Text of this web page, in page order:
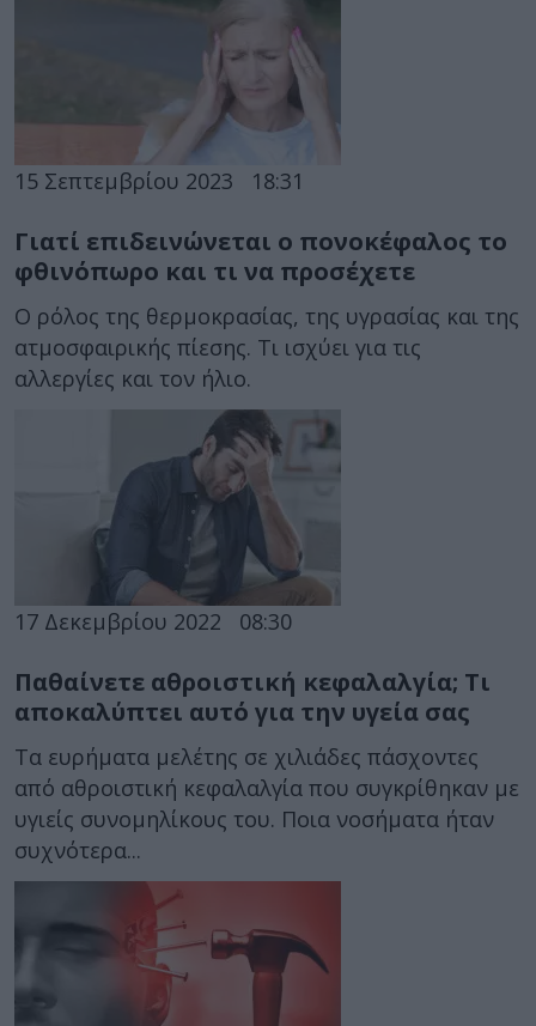
15 Σεπτεμβρίου 2023 18:31
Γιατί επιδεινώνεται ο πονοκέφαλος το
φθινόπωρο και τι να προσέχετε
Ο ρόλος της θερμοκρασίας, της υγρασίας και της
ατμοσφαιρικής πίεσης. Τι ισχύει για τις
αλλεργίες και τον ήλιο.
17 Δεκεμβρίου 2022 08:30
Παθαίνετε αθροιστική κεφαλαλγία; Τι
αποκαλύπτει αυτό για την υγεία σας
Τα ευρήματα μελέτης σε χιλιάδες πάσχοντες
από αθροιστική κεφαλαλγία που συγκρίθηκαν με
υγιείς συνομηλίκους του. Ποια νοσήματα ήταν
συχνότερα...